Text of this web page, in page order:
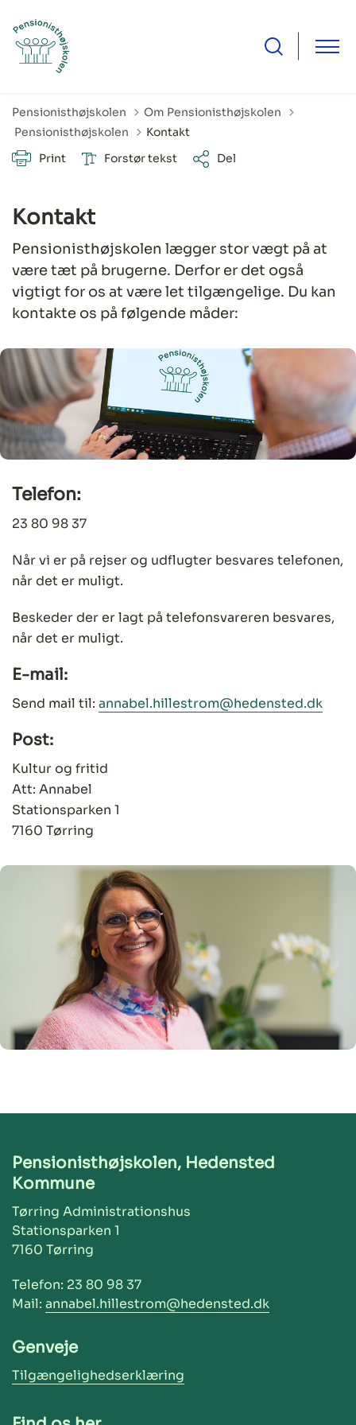
Pensionisthøjskolen
Om Pensionisthøjskolen
Tilbage til
Pensionisthøjskolen
Kontakt
Print
Forstør tekst Del
Kontakt
Pensionisthøjskolen lægger stor vægt på at
være tæt på brugerne. Derfor er det også
vigtigt for os at være let tilgængelige. Du kan
kontakte os på følgende måder:
Telefon:
23 80 98 37
Når vi er på rejser og udflugter besvares telefonen,
når det er muligt.
Beskeder der er lagt på telefonsvareren besvares,
når det er muligt.
E-mail:
Send mail til: annabel.hillestrom@hedensted.dk
Post:
Kultur og fritid
Att: Annabel
Stationsparken 1
7160 Tørring
Pensionisthøjskolen, Hedensted
Kommune
Tørring Administrationshus
Stationsparken 1
7160 Tørring
Telefon: 23 80 98 37
Mail: annabel.hillestrom@hedensted.dk
Genveje
Tilgængelighedserklæring